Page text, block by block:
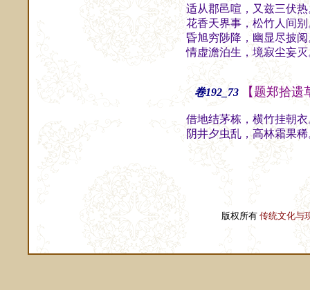
适从郡邑喧，又兹三伏
花香天界事，松竹人间
昏旭穷陟降，幽显尽披
情虚澹泊生，境寂尘妄
卷192_73 【题郑拾遗
借地结茅栋，横竹挂朝
阴井夕虫乱，高林霜果
版权所有 传统文化与